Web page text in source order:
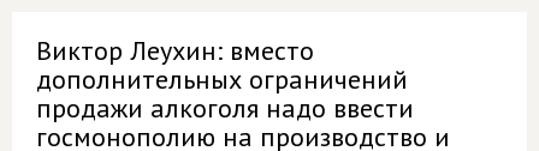
Виктор Леухин: вместо
дополнительных ограничений
продажи алкоголя надо ввести
госмонополию на производство и